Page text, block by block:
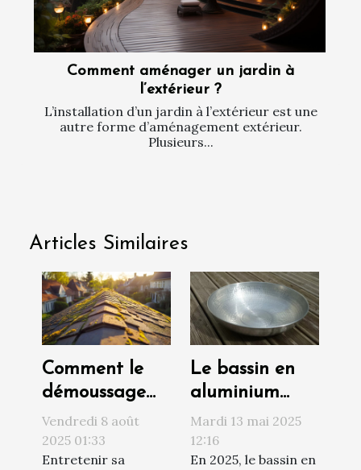
Comment aménager un jardin à
l’extérieur ?
L’installation d’un jardin à l’extérieur est une
autre forme d’aménagement extérieur.
Plusieurs...
Articles Similaires
Comment le
démoussage
prolonge la
durée de vie
de votre
Vendredi 8 août
2025 01:33
Entretenir sa
Le bassin en
aluminium
martelé :
l’accessoire
esthétique de
Mardi 13 mai 2025
12:16
En 2025, le bassin en